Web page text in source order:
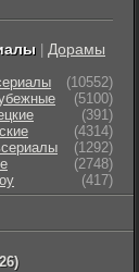
Дорамы
(10552)
(5100)
(391)
(4314)
(1292)
(2748)
(417)